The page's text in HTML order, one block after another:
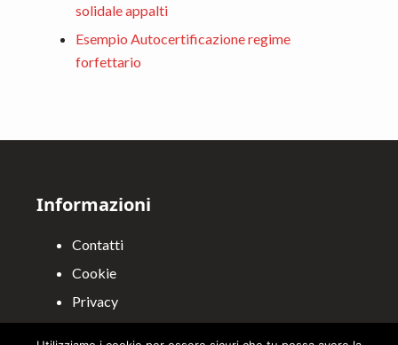
solidale appalti
Esempio Autocertificazione regime
forfettario
Informazioni
Contatti
Cookie
Privacy